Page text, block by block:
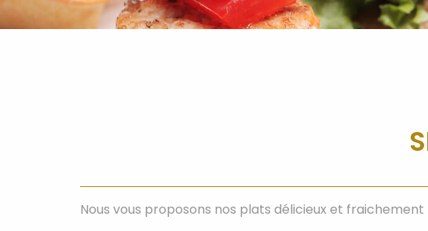
Nous vous proposons nos plats délicieux et